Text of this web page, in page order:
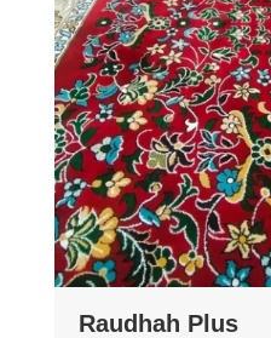
Raudhah Plus